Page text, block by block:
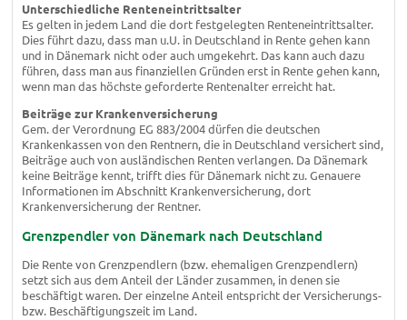
Unterschiedliche Renteneintrittsalter
Es gelten in jedem Land die dort festgelegten Renteneintrittsalter.
Dies führt dazu, dass man u.U. in Deutschland in Rente gehen kann
und in Dänemark nicht oder auch umgekehrt. Das kann auch dazu
führen, dass man aus finanziellen Gründen erst in Rente gehen kann,
wenn man das höchste geforderte Rentenalter erreicht hat.
Beiträge zur Krankenversicherung
Gem. der Verordnung EG 883/2004 dürfen die deutschen
Krankenkassen von den Rentnern, die in Deutschland versichert sind,
Beiträge auch von ausländischen Renten verlangen. Da Dänemark
keine Beiträge kennt, trifft dies für Dänemark nicht zu. Genauere
Informationen im Abschnitt Krankenversicherung, dort
Krankenversicherung der Rentner.
Grenzpendler von Dänemark nach Deutschland
Die Rente von Grenzpendlern (bzw. ehemaligen Grenzpendlern)
setzt sich aus dem Anteil der Länder zusammen, in denen sie
beschäftigt waren. Der einzelne Anteil entspricht der Versicherungs-
bzw. Beschäftigungszeit im Land.